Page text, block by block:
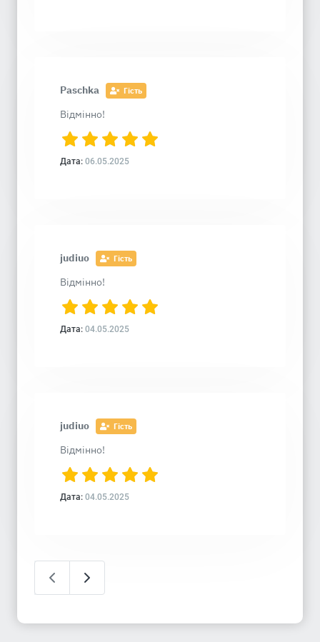
Paschka Гість
Відмінно!
Дата: 06.05.2025
judiuo Гість
Відмінно!
Дата: 04.05.2025
judiuo Гість
Відмінно!
Дата: 04.05.2025